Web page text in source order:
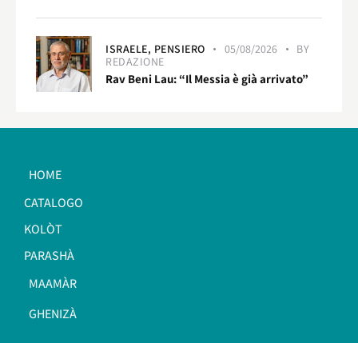
ISRAELE, PENSIERO 05/08/2026
BY
REDAZIONE
Rav Beni Lau: “Il Messia è già arrivato”
HOME
CATALOGO
KOLÒT
PARASHÀ
MAAMÀR
GHENIZÀ